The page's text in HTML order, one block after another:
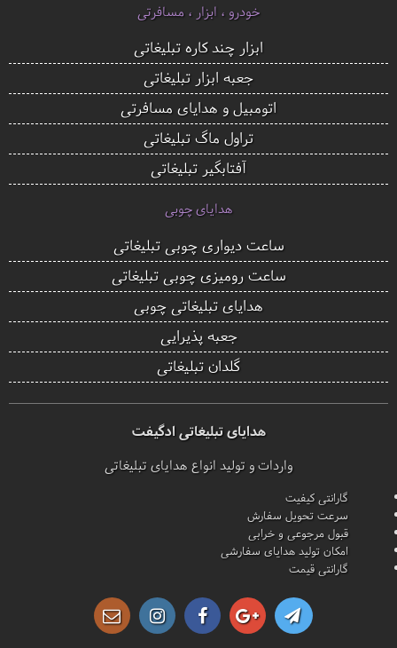
خودرو ، ابزار ، مسافرتی
ابزار چند کاره تبلیغاتی
جعبه ابزار تبلیغاتی
اتومبیل و هدایای مسافرتی
تراول ماگ تبلیغاتی
آفتابگیر تبلیغاتی
هدایای چوبی
ساعت دیواری چوبی تبلیغاتی
ساعت رومیزی چوبی تبلیغاتی
هدایای تبلیغاتی چوبی
جعبه پذیرایی
گلدان تبلیغاتی
هدایای تبلیغاتی ادگیفت
واردات و تولید انواع هدایای تبلیغاتی
گارانتی کیفیت
سرعت تحویل سفارش
قبول مرجوعی و خرابی
امکان تولید هدایای سفارشی
گارانتی قیمت